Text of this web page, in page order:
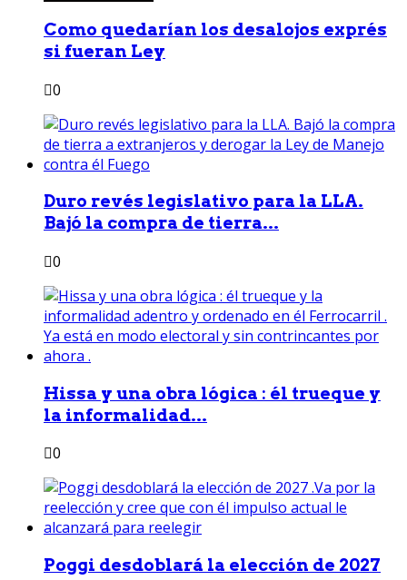
Como quedarían los desalojos exprés
si fueran Ley
0
Duro revés legislativo para la LLA.
Bajó la compra de tierra...
0
Hissa y una obra lógica : él trueque y
la informalidad...
0
Poggi desdoblará la elección de 2027